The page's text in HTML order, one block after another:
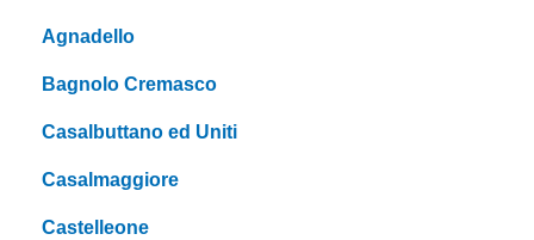
Agnadello
Bagnolo Cremasco
Casalbuttano ed Uniti
Casalmaggiore
Castelleone